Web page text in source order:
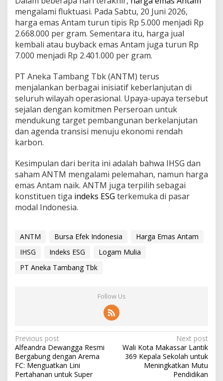
mengalami fluktuasi. Pada Sabtu, 20 Juni 2026,
harga emas Antam turun tipis Rp 5.000 menjadi Rp
2.668.000 per gram. Sementara itu, harga jual
kembali atau buyback emas Antam juga turun Rp
7.000 menjadi Rp 2.401.000 per gram.
PT Aneka Tambang Tbk (ANTM) terus
menjalankan berbagai inisiatif keberlanjutan di
seluruh wilayah operasional. Upaya-upaya tersebut
sejalan dengan komitmen Perseroan untuk
mendukung target pembangunan berkelanjutan
dan agenda transisi menuju ekonomi rendah
karbon.
Kesimpulan dari berita ini adalah bahwa IHSG dan
saham ANTM mengalami pelemahan, namun harga
emas Antam naik. ANTM juga terpilih sebagai
konstituen tiga indeks ESG terkemuka di pasar
modal Indonesia.
ANTM Bursa Efek Indonesia
Harga Emas Antam
IHSG
Indeks ESG
Logam Mulia
PT Aneka Tambang Tbk
Follow Us
P
o
s
Previous post
Alfeandra Dewangga Resmi
Bergabung dengan Arema
FC: Menguatkan Lini
Pertahanan untuk Super
Next post
Wali Kota Makassar Lantik
369 Kepala Sekolah untuk
Meningkatkan Mutu
Pendidikan